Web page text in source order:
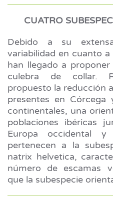
CUATRO
Debido a su
variabilidad en cuanto
han llegado a
culebra de collar.
propuesto la reducción
presentes en
continentales, una
poblaciones ibéricas
Europa occidental
pertenecen a la
natrix helvetica,
número de escamas
que la subespecie